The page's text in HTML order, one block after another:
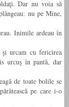
Dar nu voia să
nu pe Mine,
Inimile ardeau în
şi urcam cu fericirea
urcuş în pantă, dar
de toate bolile se
pe care i-o